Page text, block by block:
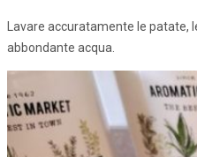
Lavare accuratamente le patate,
abbondante acqua.